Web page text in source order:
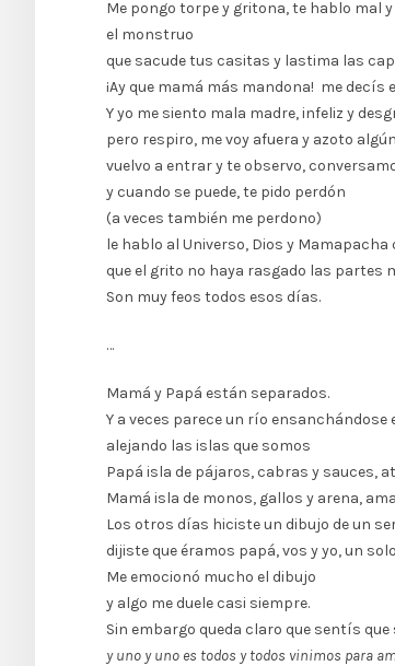
Me pongo torpe y gritona, te hablo mal
el monstruo
que sacude tus casitas y lastima las
¡Ay que mamá más mandona! me
Y yo me siento mala madre, infeliz y
pero respiro, me voy afuera y azoto
vuelvo a entrar y te observo,
y cuando se puede, te pido perdón
(a veces también me perdono)
le hablo al Universo, Dios y
que el grito no haya rasgado las partes
Son muy feos todos esos días.
…
Mamá y Papá están separados.
Y a veces parece un río ensanchándose
alejando las islas que somos
Papá isla de pájaros, cabras y sauces,
Mamá isla de monos, gallos y arena,
Los otros días hiciste un dibujo de un
dijiste que éramos papá, vos y yo, un
Me emocionó mucho el dibujo
y algo me duele casi siempre.
Sin embargo queda claro que sentís que
y uno y uno es todos y todos vinimos para